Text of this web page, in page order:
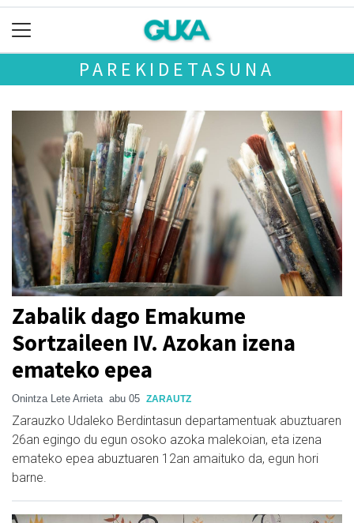
PAREKIDETASUNA
Zabalik dago Emakume
Sortzaileen IV. Azokan izena
emateko epea
Onintza Lete Arrieta abu 05 ZARAUTZ
Zarauzko Udaleko Berdintasun departamentuak abuztuaren
26an egingo du egun osoko azoka malekoian, eta izena
emateko epea abuztuaren 12an amaituko da, egun hori
barne.